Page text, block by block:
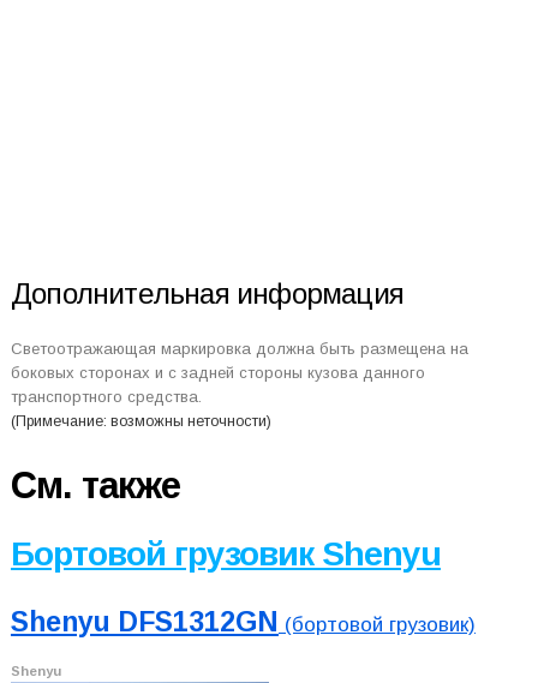
Дополнительная информация
Светоотражающая маркировка должна быть размещена на
боковых сторонах и с задней стороны кузова данного
транспортного средства.
(Примечание: возможны неточности)
См. также
Бортовой грузовик Shenyu
Shenyu DFS1312GN (бортовой грузовик)
Shenyu